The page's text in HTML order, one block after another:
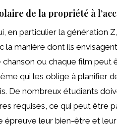
de la propriété à
en particulier la génération
manière dont ils
ou chaque film peut
qui les oblige à planifier
De nombreux étudiants
requises, ce qui peut être
leur bien-être et